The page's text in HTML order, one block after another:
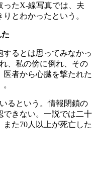
ったX-線写真では、夫
とわかったという。
るとは思ってみなかっ
、私の傍に倒れ、その
者から心臓を撃たれた
るという。情報閉鎖の
できない。一説では二十
た70人以上が死亡した